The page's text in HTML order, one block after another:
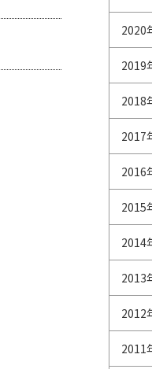
2020
2019
2018
2017
2016
2015
2014
2013
2012
2011